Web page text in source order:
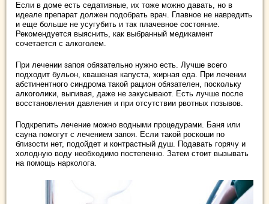
Если в доме есть седативные, их тоже можно давать, но в
идеале препарат должен подобрать врач. Главное не навредить
и еще больше не усугубить и так плачевное состояние.
Рекомендуется выяснить, как выбранный медикамент
сочетается с алкоголем.
При лечении запоя обязательно нужно есть. Лучше всего
подходит бульон, квашеная капуста, жирная еда. При лечении
абстинентного синдрома такой рацион обязателен, поскольку
алкоголики, выпивая, даже не закусывают. Есть лучше после
восстановления давления и при отсутствии рвотных позывов.
Подкрепить лечение можно водными процедурами. Баня или
сауна помогут с лечением запоя. Если такой роскоши по
близости нет, подойдет и контрастный душ. Подавать горячу и
холодную воду необходимо постепенно. Затем стоит вызывать
на помощь нарколога.